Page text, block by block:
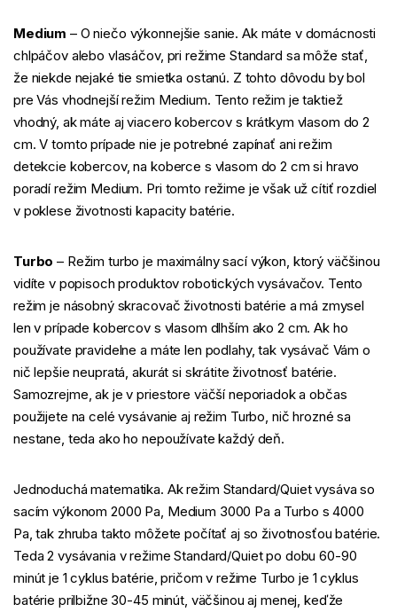
Medium– O niečo výkonnejšie sanie. Ak máte v domácnosti
chlpáčov alebo vlasáčov, pri režime Standard sa môže stať,
že niekde nejaké tie smietka ostanú. Z tohto dôvodu by bol
pre Vás vhodnejší režim Medium. Tento režim je taktiež
vhodný, ak máte aj viacero kobercov s krátkym vlasom do 2
cm. V tomto prípade nie je potrebné zapínať ani režim
detekcie kobercov, na koberce s vlasom do 2 cm si hravo
poradí režim Medium. Pri tomto režime je však už cítiť rozdiel
v poklese životnosti kapacity batérie.
Turbo – Režim turbo je maximálny sací výkon, ktorý väčšinou
vidíte v popisoch produktov robotických vysávačov. Tento
režim je násobný skracovač životnosti batérie a má zmysel
len v prípade kobercov s vlasom dlhším ako 2 cm. Ak ho
používate pravidelne a máte len podlahy, tak vysávač Vám o
nič lepšie neupratá, akurát si skrátite životnosť batérie.
Samozrejme, ak je v priestore väčší neporiadok a občas
použijete na celé vysávanie aj režim Turbo, nič hrozné sa
nestane, teda ako ho nepoužívate každý deň.
Jednoduchá matematika. Ak režim Standard/Quiet vysáva so
sacím výkonom 2000 Pa, Medium 3000 Pa a Turbo s 4000
Pa, tak zhruba takto môžete počítať aj so životnosťou batérie.
Teda 2 vysávania v režime Standard/Quiet po dobu 60-90
minút je 1 cyklus batérie, pričom v režime Turbo je 1 cyklus
batérie prilbižne 30-45 minút, väčšinou aj menej, keďže